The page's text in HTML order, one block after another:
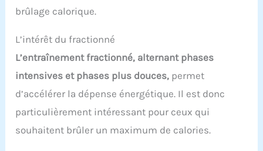
brûlage calorique.
L’intérêt du fractionné
L’entraînement fractionné, alternant phases
intensives et phases plus douces, permet
d’accélérer la dépense énergétique. Il est donc
particulièrement intéressant pour ceux qui
souhaitent brûler un maximum de calories.